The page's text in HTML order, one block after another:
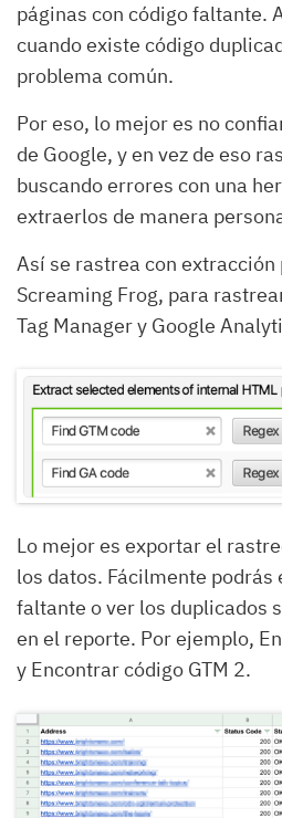
páginas con código faltante.
cuando existe código
problema común.
Por eso, lo mejor es no
de Google, y en vez de eso
buscando errores con una
extraerlos de manera
Así se rastrea con extracción
Screaming Frog, para
Tag Manager y Google
Lo mejor es exportar el
los datos. Fácilmente podrás
faltante o ver los duplicados
en el reporte. Por ejemplo,
y Encontrar código GTM 2.